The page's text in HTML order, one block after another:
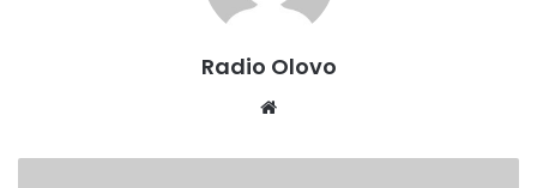
Radio Olovo